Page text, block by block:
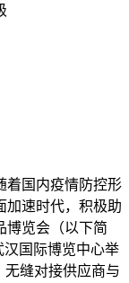
着国内疫情防控形
加速时代，积极助
博览会（以下简
汉国际博览中心举
无缝对接供应商与